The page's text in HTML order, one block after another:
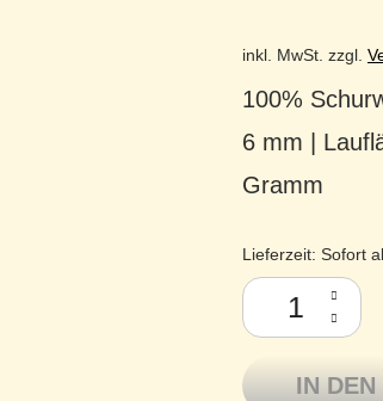
inkl. MwSt. zzgl.
100%
6 mm |
Gramm
Lieferzeit: Sofort
Kremke Soul
IN